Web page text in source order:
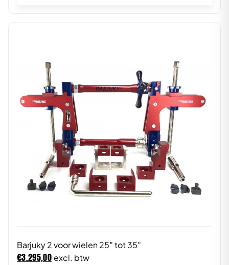
Barjuky 2 voor wielen 25″ tot 35″
€3.295,00 excl. btw